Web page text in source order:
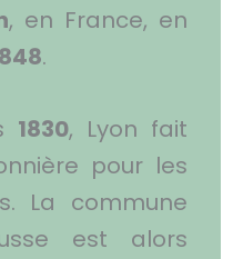
, en France, en
.
1830, Lyon fait
pour les
La commune
est alors